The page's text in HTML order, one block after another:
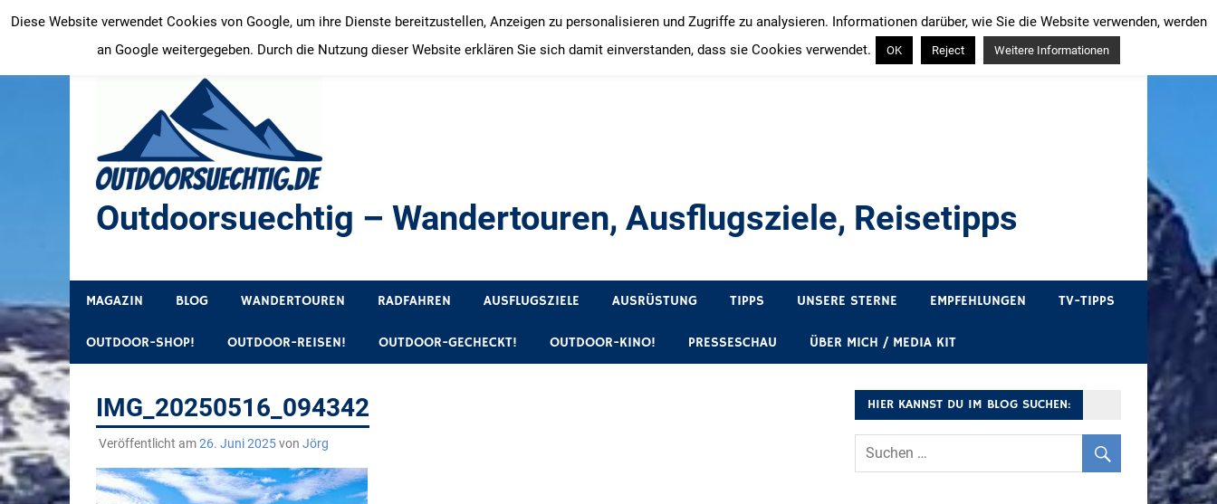
Inhalt
springen
Outdoorsuechtig – Wandertouren, Ausflugsziele, Reisetipps
MAGAZIN BLOG WANDERTOUREN RADFAHREN AUSFLUGSZIELE AUSRÜSTUNG TIPPS UNSERE STERNE EMPFEHLUNGEN TV-TIPPS
OUTDOOR-SHOP! OUTDOOR-REISEN! OUTDOOR-GECHECKT! OUTDOOR-KINO! PRESSESCHAU ÜBER MICH / MEDIA KIT
IMG_20250516_094342
Veröffentlicht am26. Juni 2025von Jörg
HIER KANNST DU IM BLOG SUCHEN:
Diese Website verwendet Cookies von Google, um ihre Dienste bereitzustellen, Anzeigen zu personalisieren und Zugriffe zu analysieren. Informationen darüber, wie Sie die Website verwenden, werden
an Google weitergegeben. Durch die Nutzung dieser Website erklären Sie sich damit einverstanden, dass sie Cookies verwendet.
OK Reject Weitere Informationen